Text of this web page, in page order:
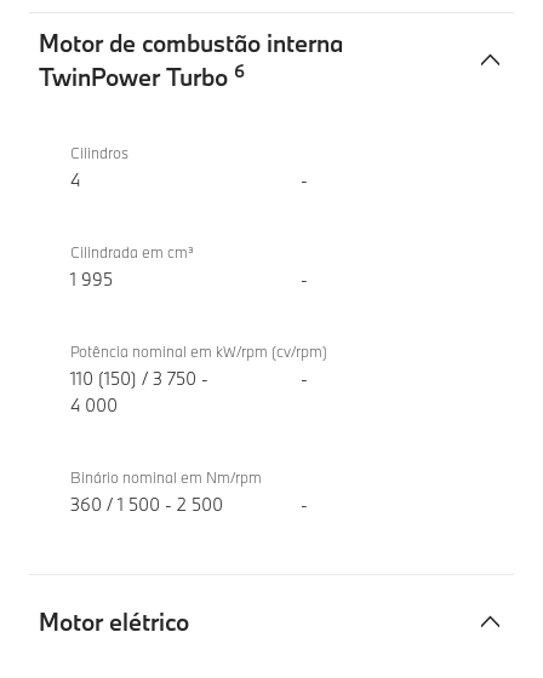
Motor de combustão interna
TwinPower Turbo 6
combustão
Turbo
sDrive20d
Cilindros
4 -
Cilindrada em cm³
1 995 -
Potência nominal em kW/rpm (cv/rpm)
110 (150) / 3 750 -
4 000
-
Binário nominal em Nm/rpm
360 / 1 500 - 2 500 -
Motor elétrico